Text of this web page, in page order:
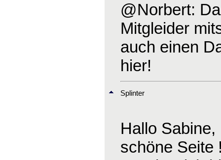
@Norbert:
Mitgleider
auch einen
hier!
Splinter
Hallo Sabine,
schöne Seite